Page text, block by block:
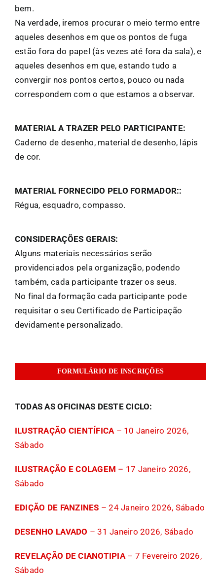
bem.
Na verdade, iremos procurar o meio termo entre
aqueles desenhos em que os pontos de fuga
estão fora do papel (às vezes até fora da sala), e
aqueles desenhos em que, estando tudo a
convergir nos pontos certos, pouco ou nada
correspondem com o que estamos a observar.
MATERIAL A TRAZER PELO PARTICIPANTE:
Caderno de desenho, material de desenho, lápis
de cor.
MATERIAL FORNECIDO PELO FORMADOR::
Régua, esquadro, compasso.
CONSIDERAÇÕES GERAIS:
Alguns materiais necessários serão
providenciados pela organização, podendo
também, cada participante trazer os seus.
No final da formação cada participante pode
requisitar o seu Certificado de Participação
devidamente personalizado.
FORMULÁRIO DE INSCRIÇÕES
TODAS AS OFICINAS DESTE CICLO:
ILUSTRAÇÃO CIENTÍFICA– 10 Janeiro 2026,
Sábado
ILUSTRAÇÃO E COLAGEM – 17 Janeiro 2026,
Sábado
EDIÇÃO DE FANZINES – 24 Janeiro 2026, Sábado
DESENHO LAVADO – 31 Janeiro 2026, Sábado
REVELAÇÃO DE CIANOTIPIA– 7 Fevereiro 2026,
Sábado